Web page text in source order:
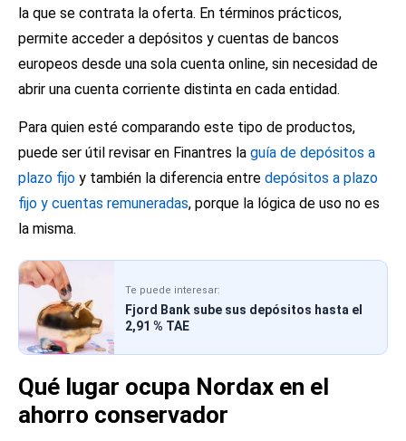
la que se contrata la oferta. En términos prácticos,
permite acceder a depósitos y cuentas de bancos
europeos desde una sola cuenta online, sin necesidad de
abrir una cuenta corriente distinta en cada entidad.
Para quien esté comparando este tipo de productos,
puede ser útil revisar en Finantres la guía de depósitos a
plazo fijo y también la diferencia entre depósitos a plazo
fijo y cuentas remuneradas, porque la lógica de uso no es
la misma.
Te puede interesar:
Fjord Bank sube sus depósitos hasta el
2,91 % TAE
Qué lugar ocupa Nordax en el
ahorro conservador